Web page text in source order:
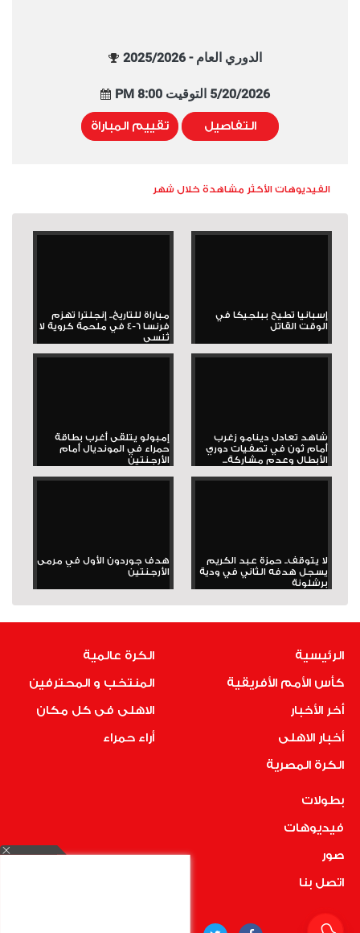
الدوري العام - 2025/2026
5/20/2026 التوقيت 8:00 PM
التفاصيل تقييم المباراة
الفيديوهات الأكثر مشاهدة خلال شهر
إسبانيا تطيح ببلجيكا في
الوقت القاتل
مباراة للتاريخ.. إنجلترا تهزم
فرنسا 6-4 في ملحمة كروية لا
تُنسى
شاهد تعادل دينامو زغرب
أمام ثون في تصفيات دوري
الأبطال وعدم مشاركة...
إمبولو يتلقى أغرب بطاقة
حمراء في المونديال أمام
الأرجنتين
لا يتوقف.. حمزة عبد الكريم
يسجل هدفه الثاني في ودية
برشلونة
هدف جوردون الأول في مرمى
الأرجنتين
الرئيسية
كأس الأمم الأفريقية
أخر الأخبار
أخبار الاهلى
الكرة المصرية
الكرة عالمية
المنتخب و المحترفين
الاهلى فى كل مكان
أراء حمراء
بطولات
فيديوهات
صور
اتصل بنا